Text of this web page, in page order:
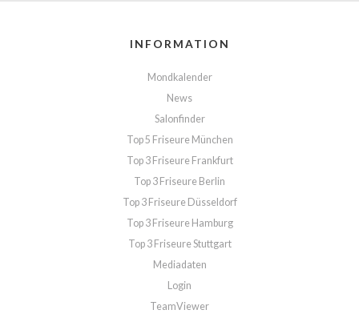
INFORMATION
Mondkalender
News
Salonfinder
Top 5 Friseure München
Top 3 Friseure Frankfurt
Top 3 Friseure Berlin
Top 3 Friseure Düsseldorf
Top 3 Friseure Hamburg
Top 3 Friseure Stuttgart
Mediadaten
Login
TeamViewer